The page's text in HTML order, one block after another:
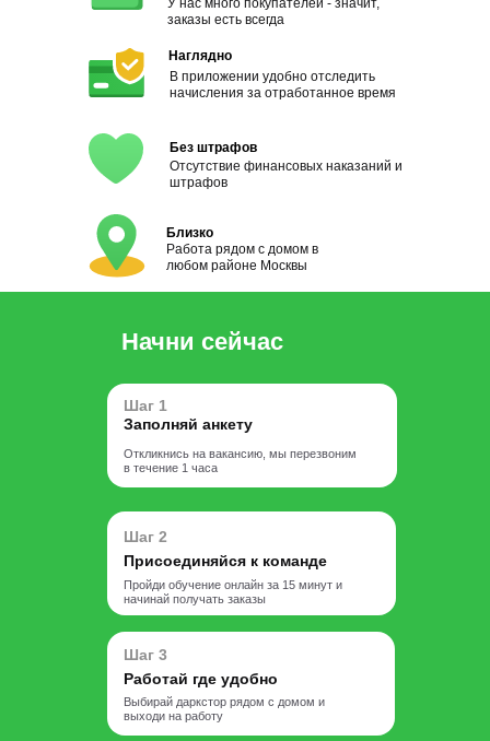
заказы есть всегда
Наглядно
В приложении удобно отследить
начисления за отработанное время
Без штрафов
Отсутствие финансовых наказаний и
штрафов
Близко
Работа рядом с домом в
любом районе Москвы
Начни сейчас
Шаг 1
Заполняй анкету
Откликнись на вакансию, мы перезвоним
в течение 1 часа
Шаг 2
Присоединяйся к команде
Пройди обучение онлайн за 15 минут и
начинай получать заказы
Шаг 3
Работай где удобно
Выбирай даркстор рядом с домом и
выходи на работу